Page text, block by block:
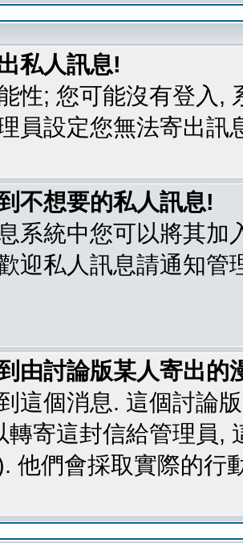
私人訊息!
性; 您可能沒有登入,
員設定您無法寄出訊
不想要的私人訊息!
系統中您可以將其加
迎私人訊息請通知管
由討論版某人寄出的
這個消息. 這個討論
轉寄這封信給管理員,
他們會採取實際的行